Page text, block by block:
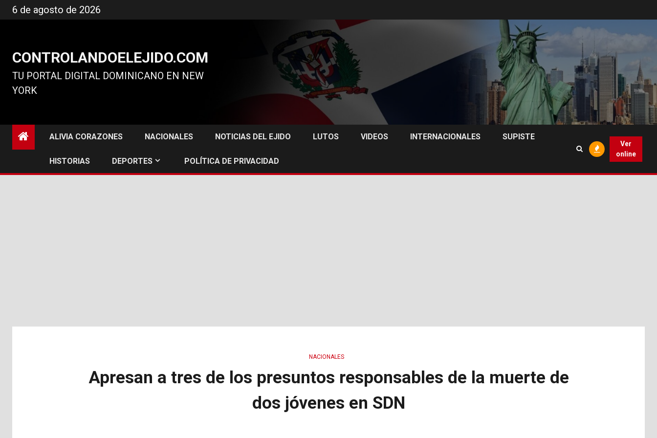
al
6 de agosto de 2026
CONTROLANDOELEJIDO.COM
TU PORTAL DIGITAL DOMINICANO EN NEW
YORK
ALIVIA CORAZONES NACIONALES NOTICIAS DEL EJIDO LUTOS VIDEOS INTERNACIONALES SUPISTE
HISTORIAS DEPORTES POLÍTICA DE PRIVACIDAD
Ver
online
NACIONALES
Apresan a tres de los presuntos responsables de la muerte de
dos jóvenes en SDN